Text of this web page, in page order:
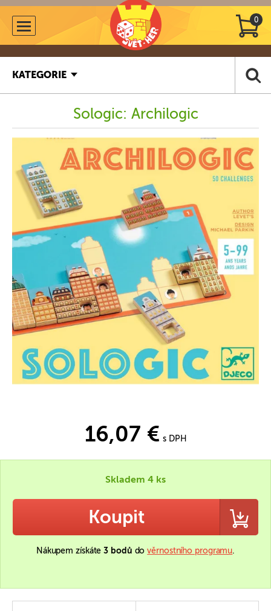
0
KATEGORIE
Sologic: Archilogic
16,07 € s DPH
Skladem 4 ks
Koupit
Nákupem získáte3 bodů dověrnostního programu.